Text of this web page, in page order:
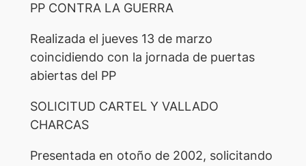
PP CONTRA LA GUERRA
Realizada el jueves 13 de marzo
coincidiendo con la jornada de puertas
abiertas del PP
SOLICITUD CARTEL Y VALLADO
CHARCAS
Presentada en otoño de 2002, solicitando